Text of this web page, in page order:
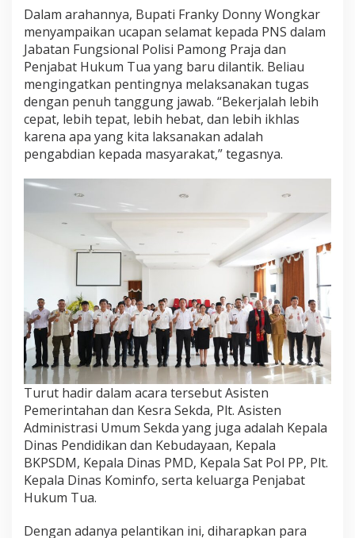
Dalam arahannya, Bupati Franky Donny Wongkar
menyampaikan ucapan selamat kepada PNS dalam
Jabatan Fungsional Polisi Pamong Praja dan
Penjabat Hukum Tua yang baru dilantik. Beliau
mengingatkan pentingnya melaksanakan tugas
dengan penuh tanggung jawab. “Bekerjalah lebih
cepat, lebih tepat, lebih hebat, dan lebih ikhlas
karena apa yang kita laksanakan adalah
pengabdian kepada masyarakat,” tegasnya.
Turut hadir dalam acara tersebut Asisten
Pemerintahan dan Kesra Sekda, Plt. Asisten
Administrasi Umum Sekda yang juga adalah Kepala
Dinas Pendidikan dan Kebudayaan, Kepala
BKPSDM, Kepala Dinas PMD, Kepala Sat Pol PP, Plt.
Kepala Dinas Kominfo, serta keluarga Penjabat
Hukum Tua.
Dengan adanya pelantikan ini, diharapkan para